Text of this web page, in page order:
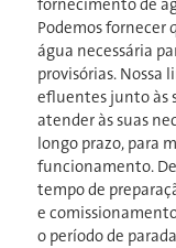
fornecimento de
Podemos fornecer
água necessária
provisórias. Nossa
efluentes junto às
atender às suas
longo prazo, para
funcionamento.
tempo de
e
o período de